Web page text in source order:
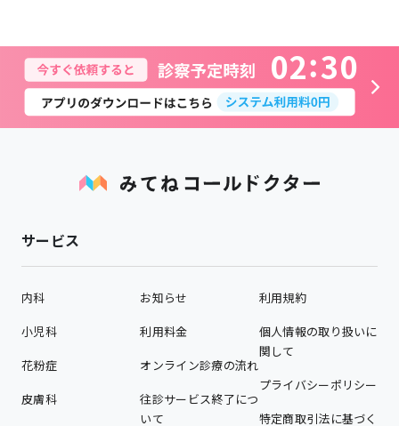
02 30
サービス
内科
小児科
花粉症
皮膚科
お知らせ
利用料金
オンライン診療の流れ
往診サービス終了につ
いて
利用規約
個人情報の取り扱いに
関して
プライバシーポリシー
特定商取引法に基づく